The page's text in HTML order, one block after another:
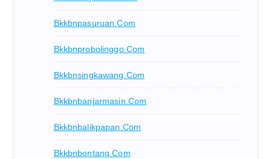
Bkkbnpasuruan.com
Bkkbnprobolinggo.com
Bkkbnsingkawang.com
Bkkbnbanjarmasin.com
Bkkbnbalikpapan.com
Bkkbnbontang.com